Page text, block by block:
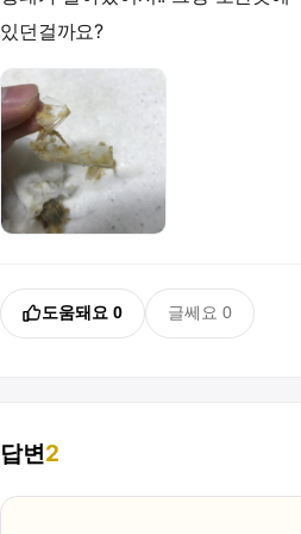
있던걸까요?
도움돼요 0 글쎄요 0
답변2